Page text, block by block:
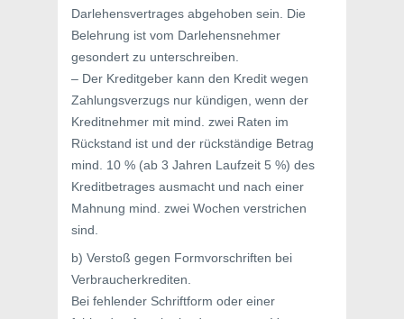
Darlehensvertrages abgehoben sein. Die
Belehrung ist vom Darlehensnehmer
gesondert zu unterschreiben.
– Der Kreditgeber kann den Kredit wegen
Zahlungsverzugs nur kündigen, wenn der
Kreditnehmer mit mind. zwei Raten im
Rückstand ist und der rückständige Betrag
mind. 10 % (ab 3 Jahren Laufzeit 5 %) des
Kreditbetrages ausmacht und nach einer
Mahnung mind. zwei Wochen verstrichen
sind.
b) Verstoß gegen Formvorschriften bei
Verbraucherkrediten.
Bei fehlender Schriftform oder einer